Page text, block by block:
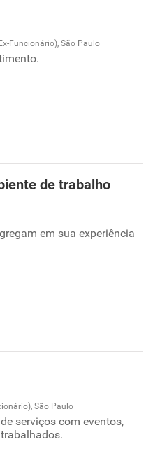
Funcionário), São Paulo
de trabalho
em sua experiência
São Paulo
serviços com eventos,